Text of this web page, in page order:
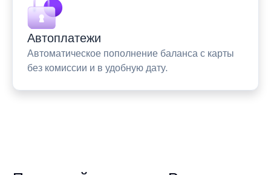
Автоплатежи
Автоматическое пополнение баланса с карты
без комиссии и в удобную дату.